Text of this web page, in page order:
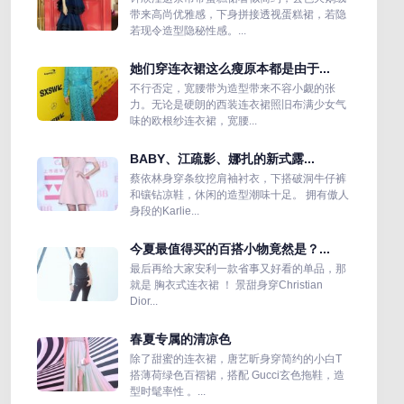
带来高尚优雅感，下身拼接透视蛋糕裙，若隐
若现令造型隐秘性感。...
她们穿连衣裙这么瘦原本都是由于...
不行否定，宽腰带为造型带来不容小觑的张
力。无论是硬朗的西装连衣裙照旧布满少女气
味的欧根纱连衣裙，宽腰...
BABY、江疏影、娜扎的新式露...
蔡依林身穿条纹挖肩袖衬衣，下搭破洞牛仔裤
和镶钻凉鞋，休闲的造型潮味十足。 拥有傲人
身段的Karlie...
今夏最值得买的百搭小物竟然是？...
最后再给大家安利一款省事又好看的单品，那
就是 胸衣式连衣裙 ！ 景甜身穿Christian
Dior...
春夏专属的清凉色
除了甜蜜的连衣裙，唐艺昕身穿简约的小白T
搭薄荷绿色百褶裙，搭配 Gucci玄色拖鞋，造
型时髦率性 。...